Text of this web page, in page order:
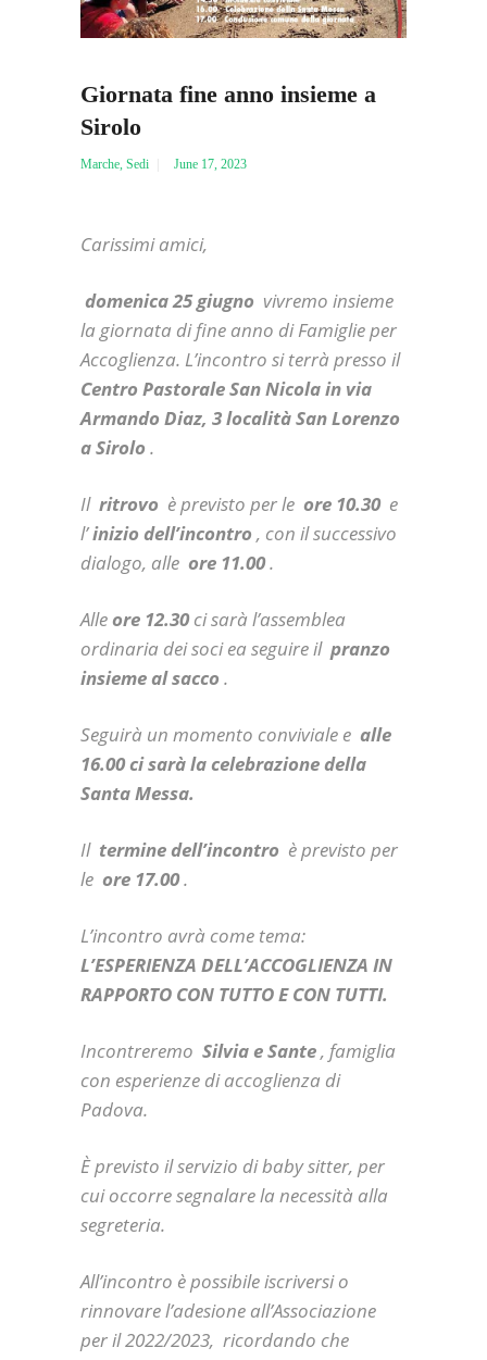
Giornata fine anno insieme a
Sirolo
Marche Sedi June 17, 2023
Carissimi amici,
domenica 25 giugno vivremo insieme
la giornata di fine anno di Famiglie per
Accoglienza. L’incontro si terrà presso il
Centro Pastorale San Nicola in via
Armando Diaz, 3 località San Lorenzo
a Sirolo .
Il ritrovo è previsto per le ore 10.30 e
l’inizio dell’incontro , con il successivo
dialogo, alle ore 11.00.
Alleore 12.30 cisarà l’assemblea
ordinaria dei soci ea seguire il pranzo
insieme al sacco .
Seguirà un momento conviviale e alle
16.00 ci sarà la celebrazione della
Santa Messa.
Il termine dell’incontro è previsto per
le ore 17.00.
L’incontro avrà come tema:
L’ESPERIENZA DELL’ACCOGLIENZA IN
RAPPORTO CON TUTTO E CON TUTTI.
Incontreremo Silvia e Sante, famiglia
con esperienze di accoglienza di
Padova.
È previsto il servizio di baby sitter, per
cui occorre segnalare la necessità alla
segreteria.
All’incontro è possibile iscriversi o
rinnovare l’adesione all’Associazione
per il 2022/2023, ricordando che